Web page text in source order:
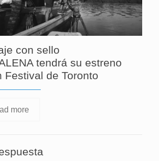
con sello
tendrá su estreno
Festival de Toronto
more